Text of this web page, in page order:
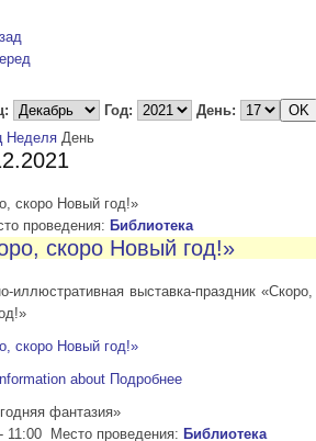
Год:
День:
Неделя День
скоро Новый год!»
проведения: Библиотека
скоро Новый год!»
иллюстративная выставка-праздник
скоро Новый год!»
about Подробнее
фантазия»
- 11:00 Место проведения: Библиотека